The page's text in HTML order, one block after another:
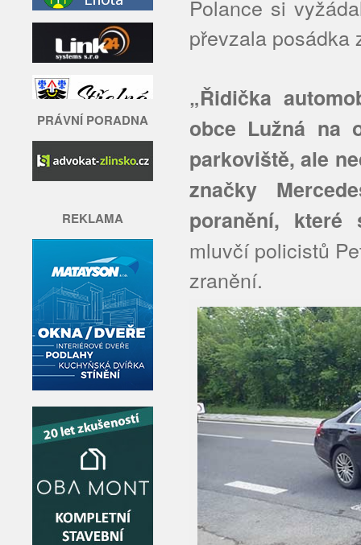
PRÁVNÍ PORADNA
REKLAMA
Polance si
převzala posádka
„Řidička
obce Lužná na
parkoviště, ale
značky
poranění, které
mluvčí policistů
zranění.